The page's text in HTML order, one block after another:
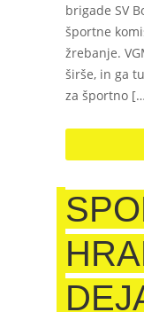
brigade SV
športne
žrebanje.
širše, in ga
za športno